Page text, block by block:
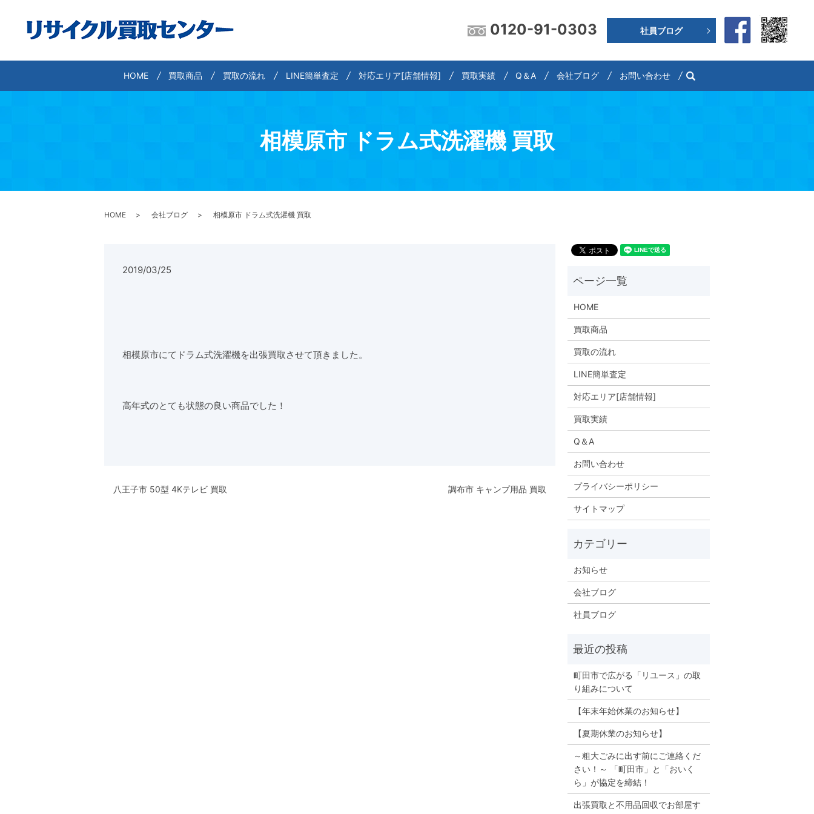
0120-91-0303
HOME 買取商品 買取の流れ LINE簡単査定 対応エリア[店舗情報] 買取実績 Q＆A 会社ブログ
社員ブログ
お問い合わせ search
相模原市 ドラム式洗濯機 買取
HOME 会社ブログ 相模原市 ドラム式洗濯機 買取
2019/03/25
相模原市にてドラム式洗濯機を出張買取させて頂きました。
高年式のとても状態の良い商品でした！
八王子市 50型 4Kテレビ 買取 調布市 キャンプ用品 買取
HOME
買取商品
買取の流れ
LINE簡単査定
対応エリア[店舗情報]
買取実績
Q＆A
お問い合わせ
プライバシーポリシー
サイトマップ
お知らせ
会社ブログ
社員ブログ
町田市で広がる「リユース」の取
り組みについて
【年末年始休業のお知らせ】
【夏期休業のお知らせ】
～粗大ごみに出す前にご連絡くだ
さい！～ 「町田市」と「おいく
ら」が協定を締結！
出張買取と不用品回収でお部屋す